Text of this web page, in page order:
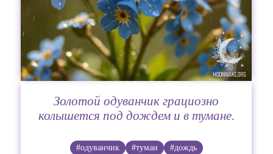
Золотой одуванчик грациозно
колышется под дождем и в тумане.
#одуванчик #туман
#дождь